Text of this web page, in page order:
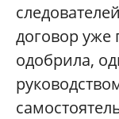
договор уже
одобрила,